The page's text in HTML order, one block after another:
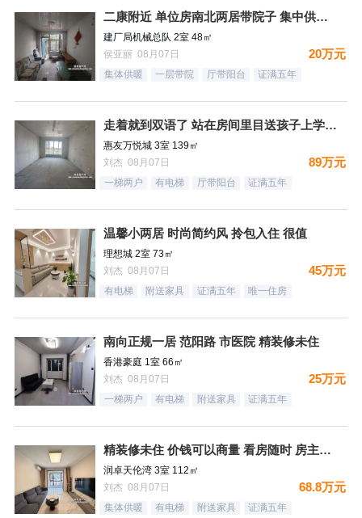
二康附近 单位房南北两居带院子 集中供暖税费低
建厂局机械总队 2室 48㎡
侯亚丽 08月07日
20万元
集体供暖 一层带院 厅带阳台 证满五年
走着就到双语了 站在房间里目送孩子上学是一件多么幸福的事情
惠友万悦城 3室 139㎡
刘杰 08月07日
89万元
一梯两户 有电梯 厅带阳台 证满五年
温馨小两居 时尚简约风 拎包入住 很值
理想城 2室 73㎡
刘杰 08月07日
45万元
有电梯 附送家具 证满五年 唯一住房
南向正规一居 范阳路 市医院 精装修未住
香港豪庭 1室 66㎡
刘杰 08月07日
25万元
一梯两户 有电梯 附送家具 证满五年
精装修未住 价钱可以商量 看房随时 房主诚意出售
润卓天伦湾 3室 112㎡
刘杰 08月07日
68.8万元
集体供暖 有电梯 附送家具 证满五年